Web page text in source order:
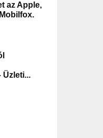
az Apple,
Üzleti...